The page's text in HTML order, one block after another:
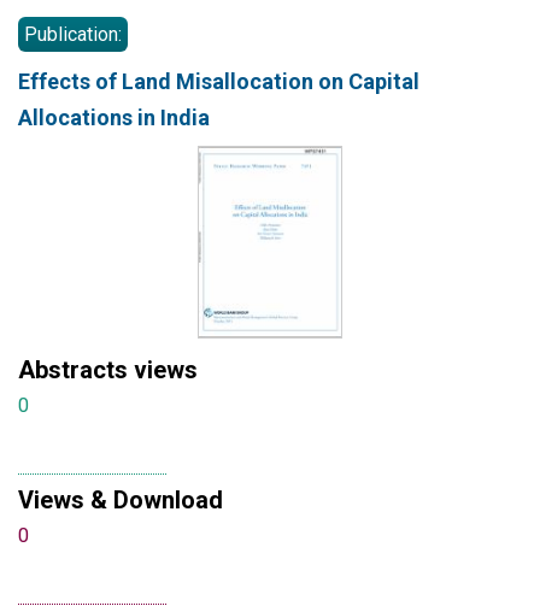
Publication:
Effects of Land Misallocation on Capital
Allocations in India
Abstracts views
0
Views & Download
0